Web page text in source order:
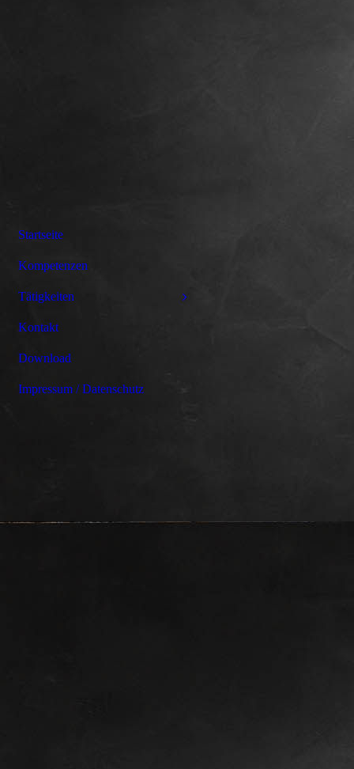
Startseite
Kompetenzen
Tätigkeiten
Kontakt
Download
Impressum / Datenschutz